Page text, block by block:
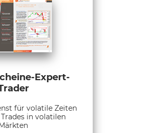
Expert-
für volatile Zeiten
in volatilen
Märkten